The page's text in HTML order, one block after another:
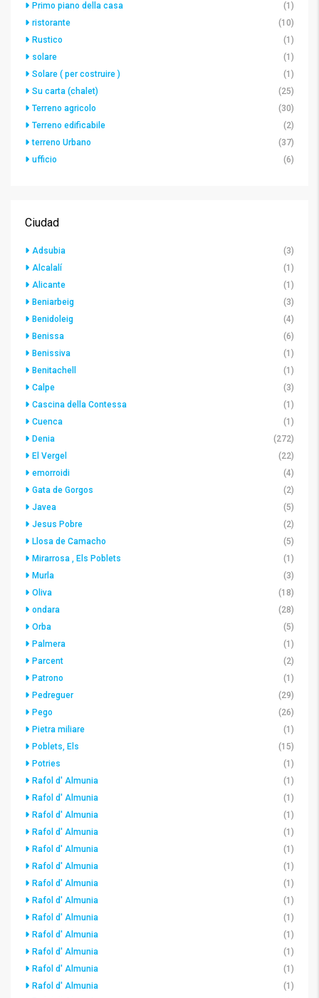
Primo piano della casa
(1)
ristorante
(10)
Rustico
(1)
solare
(1)
Solare ( per costruire )
(1)
Su carta (chalet)
(25)
Terreno agricolo
(30)
Terreno edificabile
(2)
terreno Urbano
(37)
ufficio
(6)
Ciudad
Adsubia
(3)
Alcalalí
(1)
Alicante
(1)
Beniarbeig
(3)
Benidoleig
(4)
Benissa
(6)
Benissiva
(1)
Benitachell
(1)
Calpe
(3)
Cascina della Contessa
(1)
Cuenca
(1)
Denia
(272)
El Vergel
(22)
emorroidi
(4)
Gata de Gorgos
(2)
Javea
(5)
Jesus Pobre
(2)
Llosa de Camacho
(5)
Mirarrosa , Els Poblets
(1)
Murla
(3)
Oliva
(18)
ondara
(28)
Orba
(5)
Palmera
(1)
Parcent
(2)
Patrono
(1)
Pedreguer
(29)
Pego
(26)
Pietra miliare
(1)
Poblets, Els
(15)
Potries
(1)
Rafol d' Almunia
(1)
Rafol d' Almunia
(1)
Rafol d' Almunia
(1)
Rafol d' Almunia
(1)
Rafol d' Almunia
(1)
Rafol d' Almunia
(1)
Rafol d' Almunia
(1)
Rafol d' Almunia
(1)
Rafol d' Almunia
(1)
Rafol d' Almunia
(1)
Rafol d' Almunia
(1)
Rafol d' Almunia
(1)
Rafol d' Almunia
(1)